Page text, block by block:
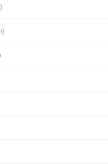
)
)